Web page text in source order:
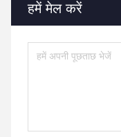
हमें मेल करें